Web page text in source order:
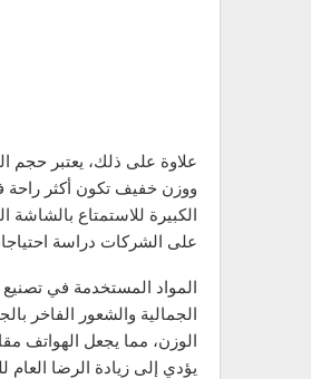
علاوة على ذلك، يعتبر حجم
ووزن خفيف تكون أكثر راحة
الكبيرة للاستمتاع
على الشركات دراسة
المواد المستخدمة في
الجمالية والشعور الفاخر
الوزن، مما يجعل الهواتف
يؤدي إلى زيادة الرضا العام